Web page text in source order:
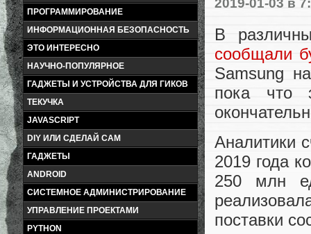
ПРОГРАММИРОВАНИЕ
ИНФОРМАЦИОННАЯ БЕЗОПАСНОСТЬ
ЭТО ИНТЕРЕСНО
НАУЧНО-ПОПУЛЯРНОЕ
ГАДЖЕТЫ И УСТРОЙСТВА ДЛЯ ГИКОВ
ТЕКУЧКА
JAVASCRIPT
DIY ИЛИ СДЕЛАЙ САМ
ГАДЖЕТЫ
ANDROID
СИСТЕМНОЕ АДМИНИСТРИРОВАНИЕ
УПРАВЛЕНИЕ ПРОЕКТАМИ
PYTHON
В
сообщали
Samsung
пока что
Аналитики
2019 года
250 млн
поставки